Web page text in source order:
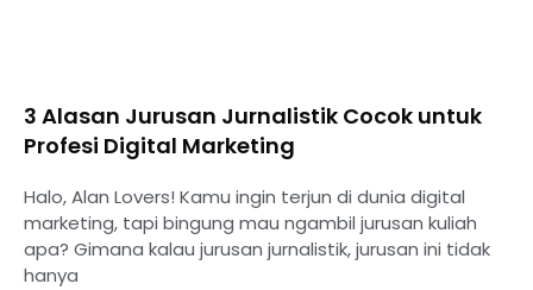
3 Alasan Jurusan Jurnalistik Cocok untuk
Profesi Digital Marketing
Halo, Alan Lovers! Kamu ingin terjun di dunia digital
marketing, tapi bingung mau ngambil jurusan kuliah
apa? Gimana kalau jurusan jurnalistik, jurusan ini tidak
hanya